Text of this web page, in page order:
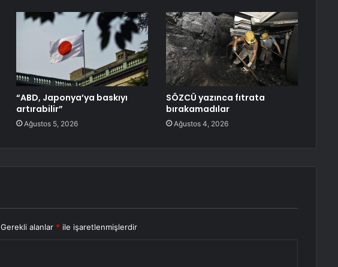
“ABD, Japonya’ya baskıyı
artırabilir”
Ağustos 5, 2026
SÖZCÜ yazınca fıtrata
bırakamadılar
Ağustos 4, 2026
Gerekli alanlar * ile işaretlenmişlerdir